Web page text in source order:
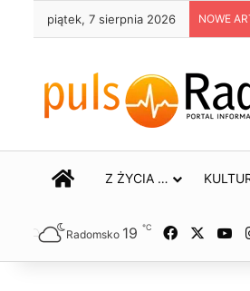
piątek, 7 sierpnia 2026 NOWE
STRONA GŁÓWNA
Z ŻYCIA …
Radomsko 19 ℃ Facebook